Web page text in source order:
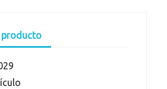
producto